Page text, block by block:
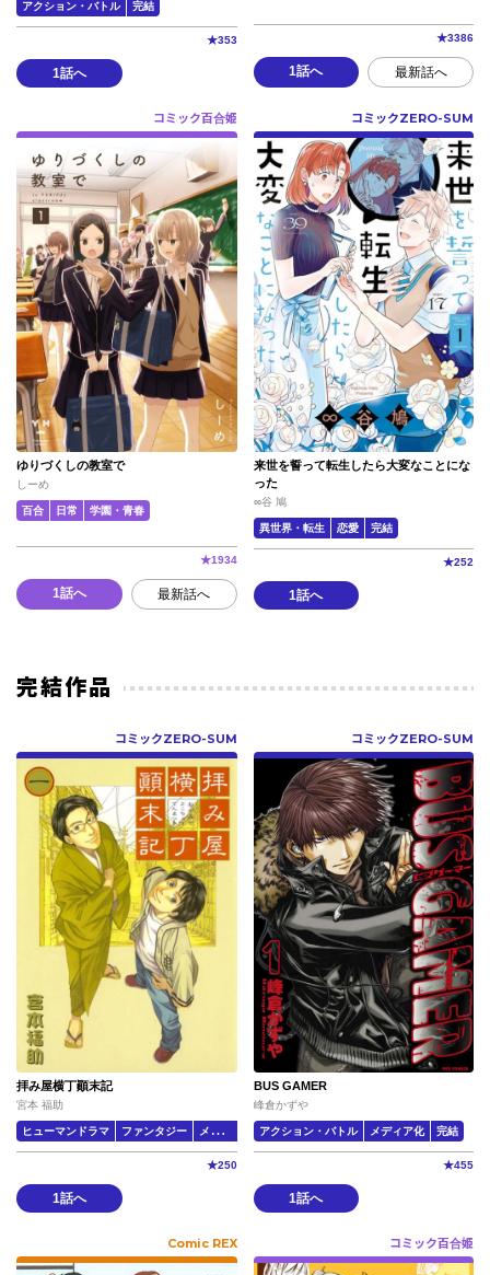
アクション・バトル 完結
★353
1話へ
★3386
1話へ 最新話へ
コミック百合姫
ゆりづくしの教室で
しーめ
百合 日常 学園・青春
★1934
1話へ 最新話へ
コミックZERO-SUM
来世を誓って転生したら大変なことにな
った
∞谷 鳩
異世界・転生 恋愛 完結
★252
1話へ
完結作品
コミックZERO-SUM
拝み屋横丁顚末記
宮本 福助
ヒューマンドラマ ファンタジー メディア化
★250
1話へ
コミックZERO-SUM
BUS GAMER
峰倉かずや
アクション・バトル メディア化 完結
★455
1話へ
Comic REX コミック百合姫